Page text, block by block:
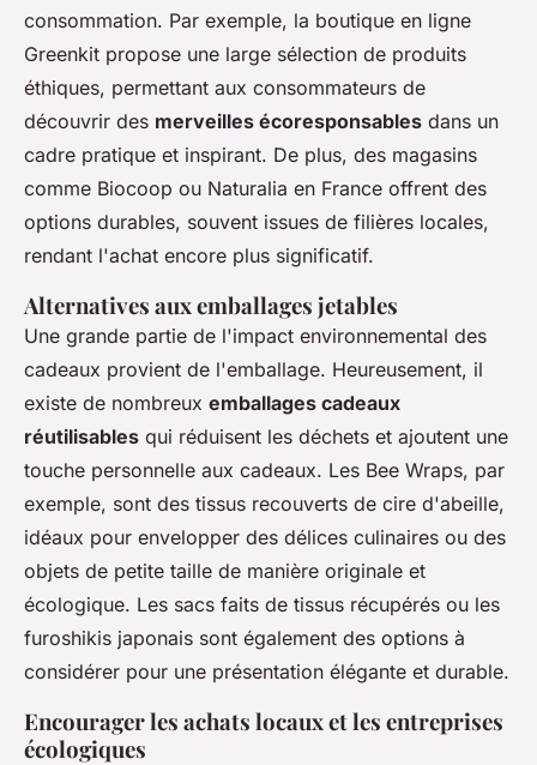
consommation. Par exemple, la boutique en ligne
Greenkit propose une large sélection de produits
éthiques, permettant aux consommateurs de
découvrir des merveilles écoresponsables dans un
cadre pratique et inspirant. De plus, des magasins
comme Biocoop ou Naturalia en France offrent des
options durables, souvent issues de filières locales,
rendant l'achat encore plus significatif.
Alternatives aux emballages jetables
Une grande partie de l'impact environnemental des
cadeaux provient de l'emballage. Heureusement, il
existe de nombreux emballages cadeaux
réutilisables qui réduisent les déchets et ajoutent une
touche personnelle aux cadeaux. Les Bee Wraps, par
exemple, sont des tissus recouverts de cire d'abeille,
idéaux pour envelopper des délices culinaires ou des
objets de petite taille de manière originale et
écologique. Les sacs faits de tissus récupérés ou les
furoshikis japonais sont également des options à
considérer pour une présentation élégante et durable.
Encourager les achats locaux et les entreprises
écologiques